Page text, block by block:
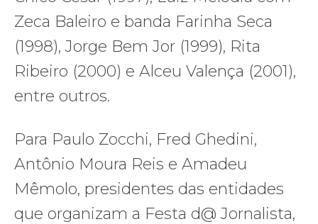
Zeca Baleiro e banda Farinha Seca
(1998), Jorge Bem Jor (1999), Rita
Ribeiro (2000) e Alceu Valença (2001),
entre outros.
Para Paulo Zocchi, Fred Ghedini,
Antônio Moura Reis e Amadeu
Mêmolo, presidentes das entidades
que organizam a Festa d@ Jornalista,